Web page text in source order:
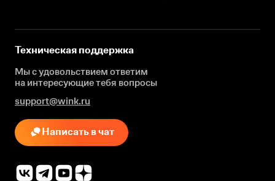
Техническая поддержка
Мы с удовольствием ответим
на интересующиетебя вопросы
support@wink.ru
Написать в чат